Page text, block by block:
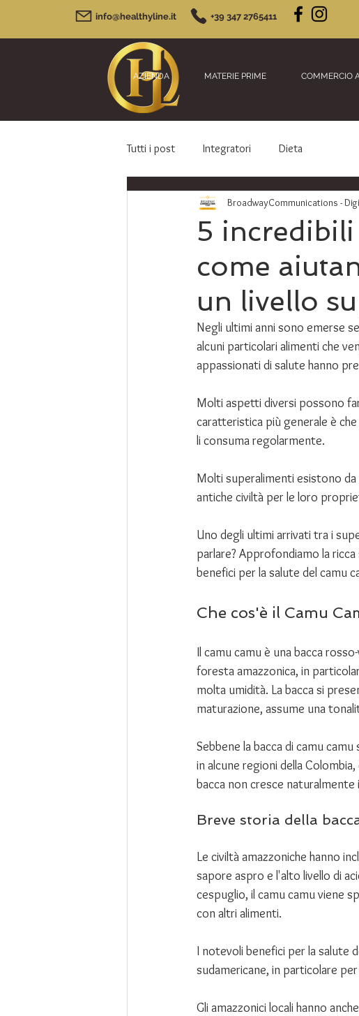
AZIENDA MATERIE PRIME COMMERCIO
+39 347 2765411
info@healthyline.it
Tutti i post Integratori Dieta
5
come
un livello
BroadwayCommunications -
Negli ultimi anni sono emerse
alcuni particolari alimenti che
appassionati di salute hanno
Molti aspetti diversi possono
caratteristica più generale è
li consuma regolarmente.
Molti superalimenti esistono da
antiche civiltà per le loro
Uno degli ultimi arrivati tra i
parlare? Approfondiamo la
benefici per la salute del camu
Che cos'è il Camu
Il camu camu è una bacca
foresta amazzonica, in
molta umidità. La bacca si
maturazione, assume una
Sebbene la bacca di camu
in alcune regioni della
bacca non cresce naturalmente
Breve storia della
Le civiltà amazzoniche hanno
sapore aspro e l'alto livello di
cespuglio, il camu camu viene
con altri alimenti.
I notevoli benefici per la salute
sudamericane, in particolare
Gli amazzonici locali hanno